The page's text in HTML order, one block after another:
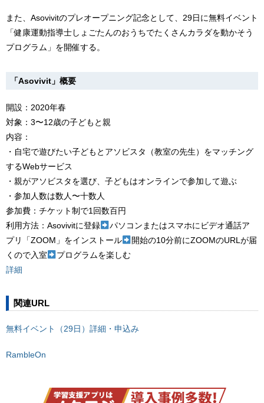
また、Asovivitのプレオープニング記念として、29日に無料イベント
「健康運動指導士しょごたんのおうちでたくさんカラダを動かそう
プログラム」を開催する。
「Asovivit」概要
開設：2020年春
対象：3〜12歳の子どもと親
内容：
・自宅で遊びたい子どもとアソビスタ（教室の先生）をマッチング
するWebサービス
・親がアソビスタを選び、子どもはオンラインで参加して遊ぶ
・参加人数は数人〜十数人
参加費：チケット制で1回数百円
利用方法：Asovivitに登録
パソコンまたはスマホにビデオ通話ア
プリ「ZOOM」をインストール
開始の10分前にZOOMのURLが届
くので入室
プログラムを楽しむ
詳細
関連URL
無料イベント（29日）詳細・申込み
RambleOn